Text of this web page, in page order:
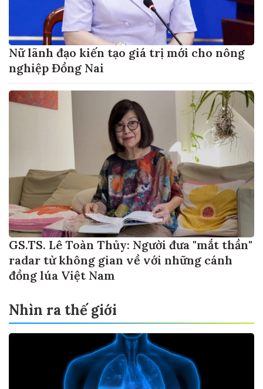
Nữ lãnh đạo kiến tạo giá trị mới cho nông
nghiệp Đồng Nai
GS.TS. Lê Toàn Thủy: Người đưa "mắt thần"
radar từ không gian về với những cánh
đồng lúa Việt Nam
Nhìn ra thế giới